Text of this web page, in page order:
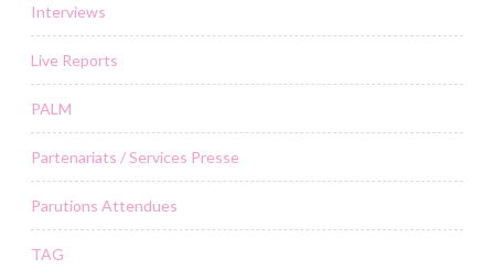
Interviews
Live Reports
PALM
Partenariats / Services Presse
Parutions Attendues
TAG